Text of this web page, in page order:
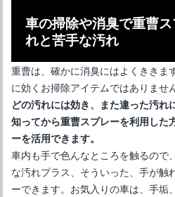
車の掃除や消臭で重曹
れと苦手な汚れ
重曹は、確かに消臭にはよくききま
に効くお掃除アイテムではありませ
どの汚れには効き、また違った汚れ
知ってから重曹スプレーを利用した
ーを活用できます。
車内も手で色んなところを触るので
な汚れプラス、そういった、手が触
ーできます。お気入りの車は、手垢